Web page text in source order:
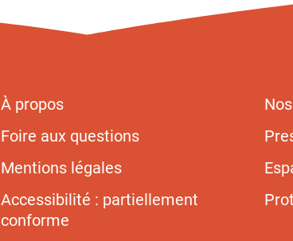
À propos
Foire aux questions
Mentions légales
Accessibilité : partiellement
conforme